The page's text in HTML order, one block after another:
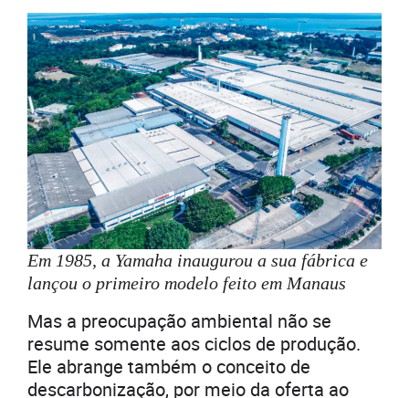
Em 1985, a Yamaha inaugurou a sua fábrica e
lançou o primeiro modelo feito em Manaus
Mas a preocupação ambiental não se
resume somente aos ciclos de produção.
Ele abrange também o conceito de
descarbonização, por meio da oferta ao